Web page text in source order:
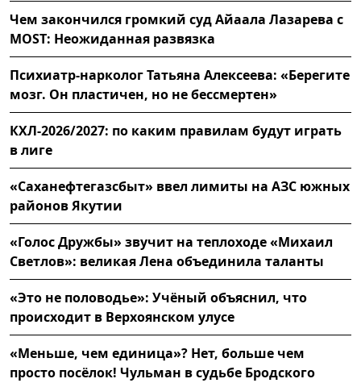
Чем закончился громкий суд Айаала Лазарева с
MOST: Неожиданная развязка
Психиатр-нарколог Татьяна Алексеева: «Берегите
мозг. Он пластичен, но не бессмертен»
КХЛ-2026/2027: по каким правилам будут играть
в лиге
«Саханефтегазсбыт» ввел лимиты на АЗС южных
районов Якутии
«Голос Дружбы» звучит на теплоходе «Михаил
Светлов»: великая Лена объединила таланты
«Это не половодье»: Учёный объяснил, что
происходит в Верхоянском улусе
«Меньше, чем единица»? Нет, больше чем
просто посёлок! Чульман в судьбе Бродского